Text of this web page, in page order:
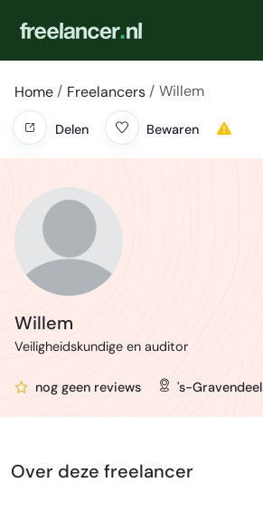
Home Freelancers Willem
Delen Bewaren
Willem
Veiligheidskundige en auditor
nog geen reviews 's-Gravendeel
Over deze freelancer